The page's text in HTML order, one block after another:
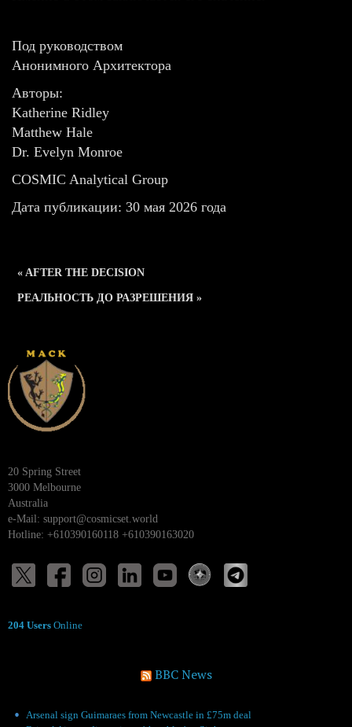
Под руководством
Анонимного Архитектора
Авторы:
Katherine Ridley
Matthew Hale
Dr. Evelyn Monroe
COSMIC Analytical Group
Дата публикации: 30 мая 2026 года
« AFTER THE DECISION
РЕАЛЬНОСТЬ ДО РАЗРЕШЕНИЯ »
20 Spring Street
3000 Melbourne
Australia
e-Mail: support@cosmicset.world
Hotline: +610390160118 +610390163020
204 Users Online
BBC News
Arsenal sign Guimaraes from Newcastle in £75m deal